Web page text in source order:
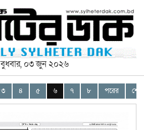
বুধবার, ০৩ জুন ২০২৬
৩ ৪ ৫ ৬ ৭ ৮ পরের শেষ